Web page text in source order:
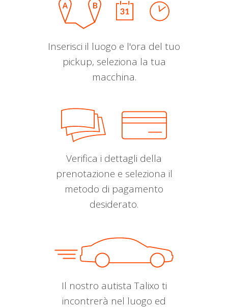
Inserisci il luogo e l'ora del tuo
pickup, seleziona la tua
macchina.
Verifica i dettagli della
prenotazione e seleziona il
metodo di pagamento
desiderato.
Il nostro autista Talixo ti
incontrerà nel luogo ed